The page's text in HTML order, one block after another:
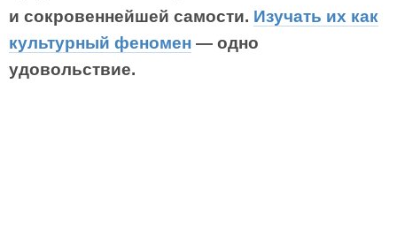
и сокровеннейшей самости. Изучать их как
культурный феномен — одно
удовольствие.